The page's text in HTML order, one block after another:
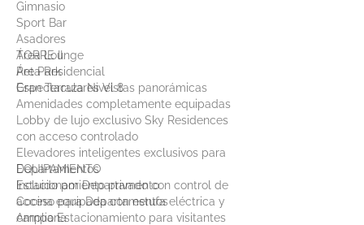
Gimnasio
Sport Bar
Asadores
Área Lounge
Pet Park
Gran Terraza Nivel 8
TORRE II
Área Residencial
Espectaculares Vistas panorámicas
Amenidades completamente equipadas
Lobby de lujo exclusivo Sky Residences
con acceso controlado
Elevadores inteligentes exclusivos para
Departamentos
Estacionamiento privado con control de
acceso para Departamentos
Amplio Estacionamiento para visitantes
EQUIPAMIENTO
Incluido por Departamento
Cocina equipada con estufa eléctrica y
campana